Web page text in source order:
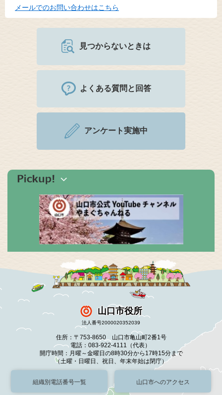
メールでのお問い合わせはこちら
見つからないときは
よくある質問と回答
アンケート実施中
山口市役所
法人番号2000020352039
住所：〒753-8650 山口市亀山町2番1号
電話：083-922-4111（代表）
開庁時間：月曜～金曜日の8時30分から17時15分まで
（土曜・日曜日、祝日、年末年始は閉庁）
組織別電話番号一覧 山口市へのアクセス